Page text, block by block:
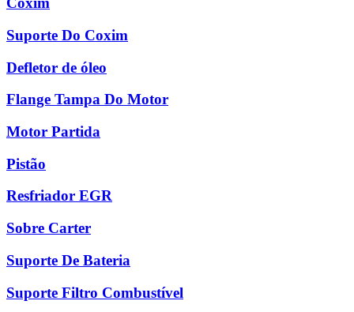
Suporte Do Coxim
Defletor de óleo
Flange Tampa Do Motor
Motor Partida
Pistão
Resfriador EGR
Sobre Carter
Suporte De Bateria
Suporte Filtro Combustível